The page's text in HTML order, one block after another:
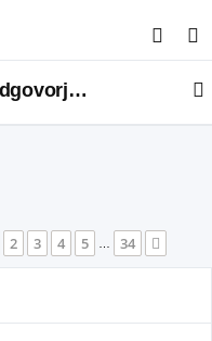
s
a
Neodgovorjeni prispevki
1od34
2 3 4 5 … 34